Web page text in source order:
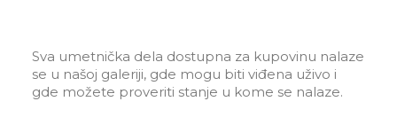
Sva umetnička dela dostupna za kupovinu nalaze
se u našoj galeriji, gde mogu biti viđena uživo i
gde možete proveriti stanje u kome se nalaze.